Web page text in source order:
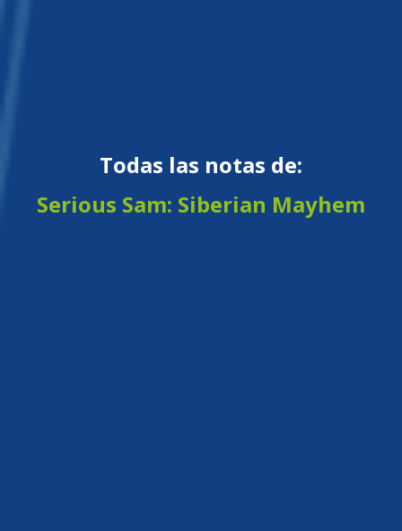
Todas las notas de:
Serious Sam: Siberian Mayhem